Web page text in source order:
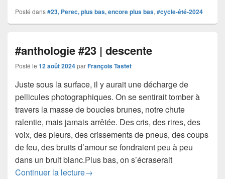
Posté dans#23, Perec, plus bas, encore plus bas,#cycle-été-2024
#anthologie #23 | descente
Posté le 12 août 2024parFrançois Tastet
Juste sous la surface, il y aurait une décharge de
pellicules photographiques. On se sentirait tomber à
travers la masse de boucles brunes, notre chute
ralentie, mais jamais arrêtée. Des cris, des rires, des
voix, des pleurs, des crissements de pneus, des coups
de feu, des bruits d’amour se fondraient peu à peu
dans un bruit blanc.Plus bas, on s’écraserait
Continuer la lecture#anthologie #23 | descente
→